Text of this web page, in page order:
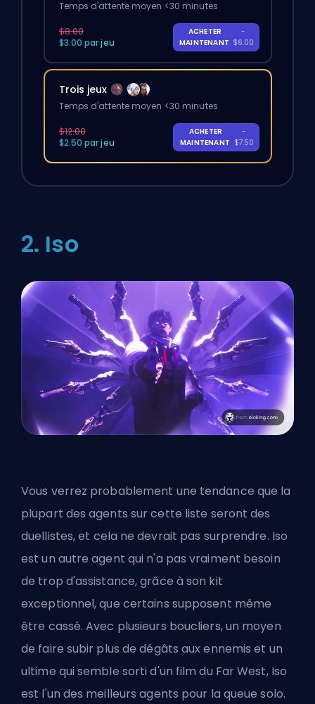
Temps d'attente moyen <30 minutes
$8.00
$3.00 par jeu
ACHETER
MAINTENANT
-
$6.00
Trois jeux
Temps d'attente moyen <30 minutes
$12.00
$2.50 par jeu
ACHETER
MAINTENANT
-
$7.50
2. Iso
Vous verrez probablement une tendance que la
plupart des agents sur cette liste seront des
duellistes, et cela ne devrait pas surprendre. Iso
est un autre agent qui n'a pas vraiment besoin
de trop d'assistance, grâce à son kit
exceptionnel, que certains supposent même
être cassé. Avec plusieurs boucliers, un moyen
de faire subir plus de dégâts aux ennemis et un
ultime qui semble sorti d'un film du Far West, Iso
est l'un des meilleurs agents pour la queue solo.